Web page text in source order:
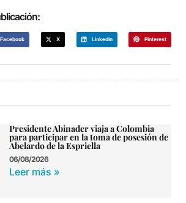
Facebook X LinkedIn Pinterest
Presidente Abinader viaja a Colombia
para participar en la toma de posesión de
Abelardo de la Espriella
06/08/2026
Leer más »